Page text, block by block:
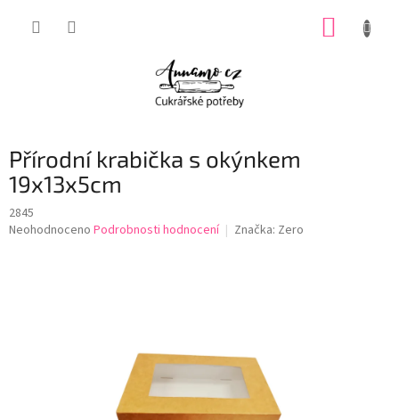
Přírodní krabička s okýnkem
19x13x5cm
2845
Průměrné
Neohodnoceno Podrobnosti hodnocení Značka: Zero